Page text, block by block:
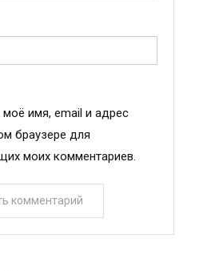
моё имя, email и адрес
браузере для
моих комментариев.